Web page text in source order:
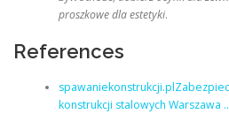
proszkowe dla estetyki.
References
konstrukcji stalowych Warszawa